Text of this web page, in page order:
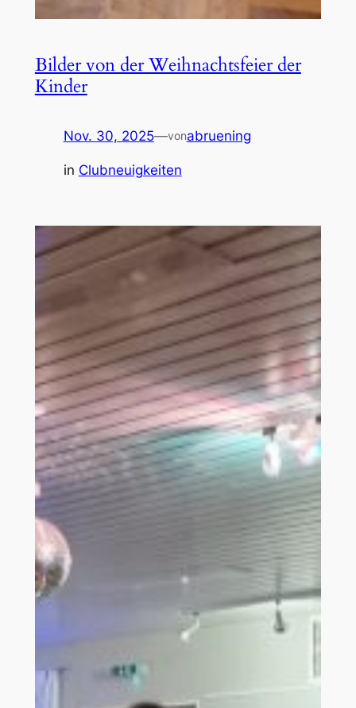
Bilder von der Weihnachtsfeier der
Kinder
Nov. 30, 2025—vonabruening
in Clubneuigkeiten